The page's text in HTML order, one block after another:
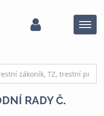
Menu
RADY Č.